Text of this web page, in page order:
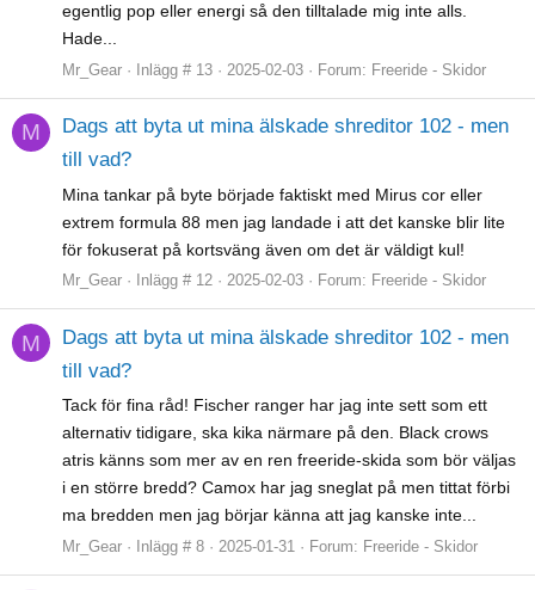
egentlig pop eller energi så den tilltalade mig inte alls.
Hade...
Mr_Gear Inlägg # 13 2025-02-03 Forum: Freeride - Skidor
M
Dags att byta ut mina älskade shreditor 102 - men
till vad?
Mina tankar på byte började faktiskt med Mirus cor eller
extrem formula 88 men jag landade i att det kanske blir lite
för fokuserat på kortsväng även om det är väldigt kul!
Mr_Gear Inlägg # 12 2025-02-03 Forum: Freeride - Skidor
M
Dags att byta ut mina älskade shreditor 102 - men
till vad?
Tack för fina råd! Fischer ranger har jag inte sett som ett
alternativ tidigare, ska kika närmare på den. Black crows
atris känns som mer av en ren freeride-skida som bör väljas
i en större bredd? Camox har jag sneglat på men tittat förbi
ma bredden men jag börjar känna att jag kanske inte...
Mr_Gear Inlägg # 8 2025-01-31 Forum: Freeride - Skidor